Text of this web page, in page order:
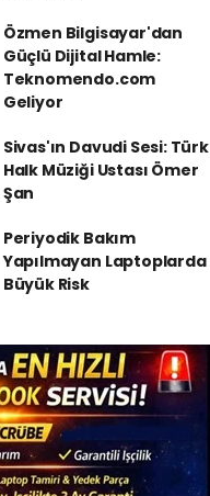
Özmen Bilgisayar'dan
Güçlü Dijital Hamle:
Teknomendo.com
Geliyor
Sivas'ın Davudi Sesi: Türk
Halk Müziği Ustası Ömer
Şan
Periyodik Bakım
Yapılmayan Laptoplarda
Büyük Risk